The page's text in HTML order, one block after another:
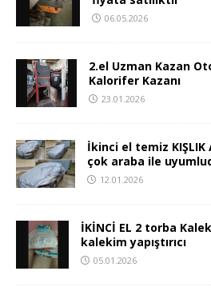
06.05.2026
2.el Uzman Kazan
Kalorifer Kazanı
23.01.2026
İkinci el temiz KIŞLIK
çok araba ile
12.01.2026
İKİNCİ EL 2 torba
kalekim yapıştırıcı
05.01.2026